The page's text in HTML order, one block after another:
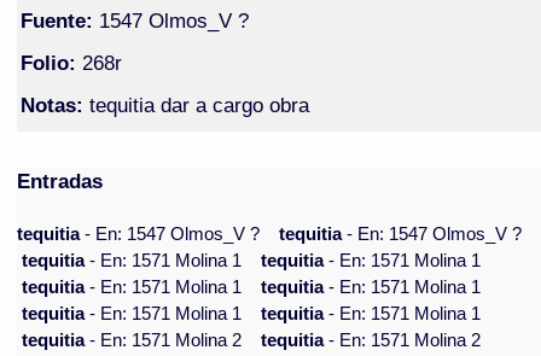
Fuente: 1547 Olmos_V ?
Folio: 268r
Notas: tequitia dar a cargo obra
Entradas
tequitia- En: 1547 Olmos_V ? tequitia- En: 1547 Olmos_V ?
tequitia- En: 1571 Molina 1 tequitia- En: 1571 Molina 1
tequitia- En: 1571 Molina 1 tequitia- En: 1571 Molina 1
tequitia- En: 1571 Molina 1 tequitia- En: 1571 Molina 1
tequitia- En: 1571 Molina 2 tequitia- En: 1571 Molina 2